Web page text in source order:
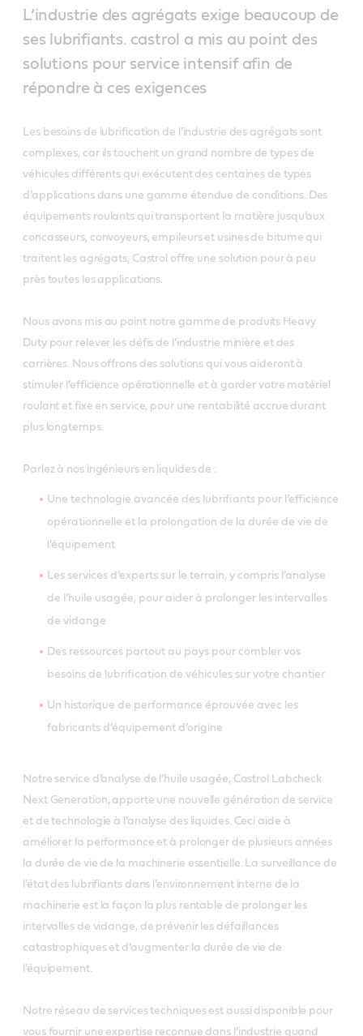
L‘industrie des agrégats exige beaucoup de
ses lubrifiants. castrol a mis au point des
solutions pour service intensif afin de
répondre à ces exigences
Les besoins de lubrification de l’industrie des agrégats sont
complexes, car ils touchent un grand nombre de types de
véhicules différents qui exécutent des centaines de types
d’applications dans une gamme étendue de conditions. Des
équipements roulants qui transportent la matière jusqu’aux
concasseurs, convoyeurs, empileurs et usines de bitume qui
traitent les agrégats, Castrol offre une solution pour à peu
près toutes les applications.
Nous avons mis au point notre gamme de produits Heavy
Duty pour relever les défis de l’industrie minière et des
carrières. Nous offrons des solutions qui vous aideront à
stimuler l’efficience opérationnelle et à garder votre matériel
roulant et fixe en service, pour une rentabilité accrue durant
plus longtemps.
Parlez à nos ingénieurs en liquides de :
Une technologie avancée des lubrifiants pour l’efficience
opérationnelle et la prolongation de la durée de vie de
l’équipement
Les services d’experts sur le terrain, y compris l’analyse
de l’huile usagée, pour aider à prolonger les intervalles
de vidange
Des ressources partout au pays pour combler vos
besoins de lubrification de véhicules sur votre chantier
Un historique de performance éprouvée avec les
fabricants d’équipement d’origine
Notre service d’analyse de l’huile usagée, Castrol Labcheck
Next Generation, apporte une nouvelle génération de service
et de technologie à l’analyse des liquides. Ceci aide à
améliorer la performance et à prolonger de plusieurs années
la durée de vie de la machinerie essentielle. La surveillance de
l’état des lubrifiants dans l’environnement interne de la
machinerie est la façon la plus rentable de prolonger les
intervalles de vidange, de prévenir les défaillances
catastrophiques et d’augmenter la durée de vie de
l’équipement.
Notre réseau de services techniques est aussi disponible pour
vous fournir une expertise reconnue dans l’industrie quand